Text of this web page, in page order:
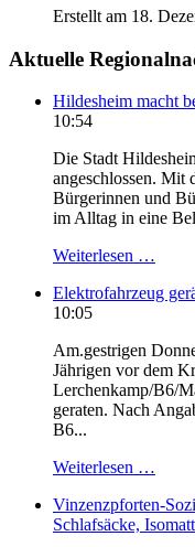
Erstellt am 18.
Aktuelle
Hildesheim macht
10:54
Die Stadt
angeschlossen. Mit
Bürgerinnen und
im Alltag in eine
Weiterlesen …
Elektrofahrzeug
10:05
Am.gestrigen
Jährigen vor dem
Lerchenkamp/B6/
geraten. Nach
B6...
Weiterlesen …
Vinzenzpforten-
Schlafsäcke,